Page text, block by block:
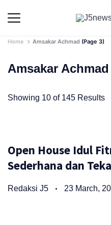
content
Home Amsakar Achmad (Page 3)
Amsakar Achmad
Showing 10 of 145 Results
Open House Idul
Sederhana dan
Redaksi J5 23 March,